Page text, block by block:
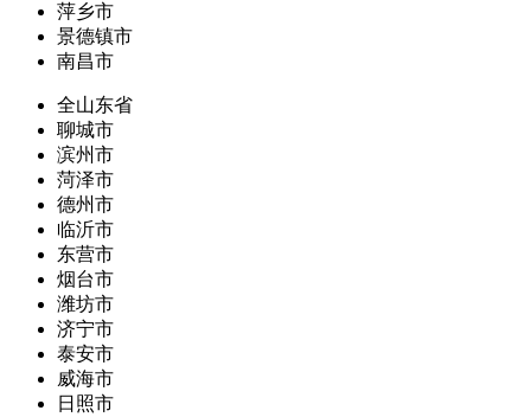
萍乡市
景德镇市
南昌市
全山东省
聊城市
滨州市
菏泽市
德州市
临沂市
东营市
烟台市
潍坊市
济宁市
泰安市
威海市
日照市